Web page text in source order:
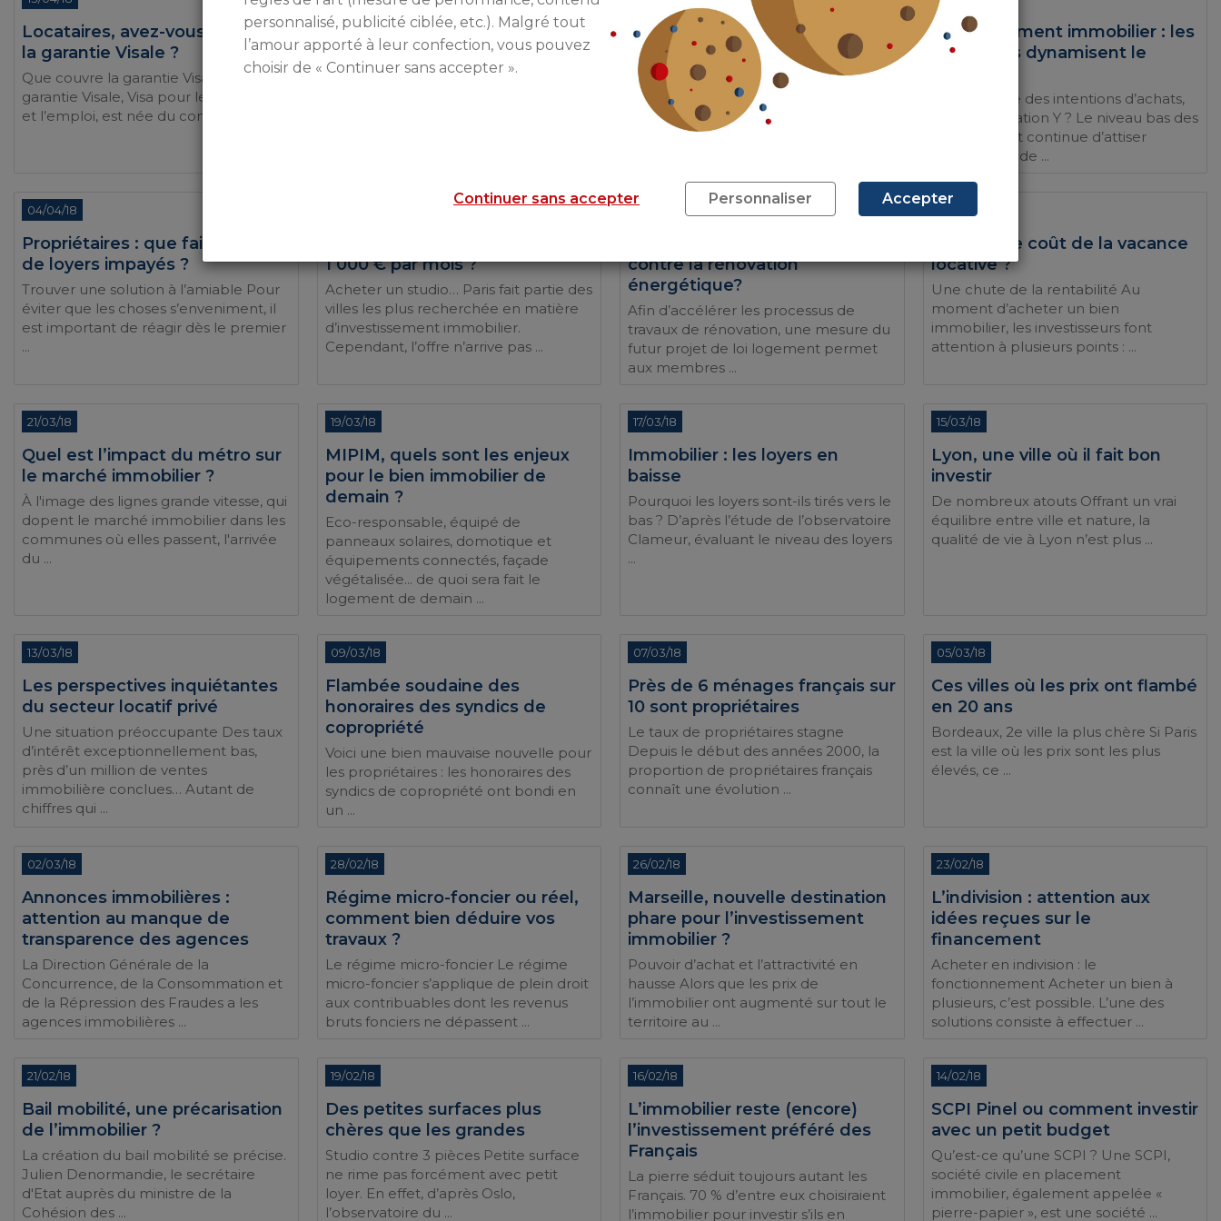
Locataires, avez-vous pensé à
la garantie Visale ?
Que couvre la garantie Visale ? La
garantie Visale, Visa pour le logement
et l’emploi, est née du constat ...
La facture des diagnostics
immobiliers
Qu’est-ce qui fait varier la facture des
Loi ELAN: quand bureau rime
avec logement
« Cher et compliqué » Rien qu’en Île-
de-France, il y aurait près de 5 millions
de mètres carré de bureaux vides, ...
Investissement immobilier : les
millennials dynamisent le
Forte hausse des intentions d’achats,
l’effet génération Y ? Le niveau bas des
taux d’intérêt continue d’attiser
l’appétence de ...
04/04/18
Propriétaires : que faire en cas
de loyers impayés ?
Trouver une solution à l’amiable Pour
éviter que les choses s’enveniment, il
est important de réagir dès le premier
...
1 000 € par mois ?
Acheter un studio… Paris fait partie des
villes les plus recherchée en matière
d’investissement immobilier.
Cependant, l’offre n’arrive pas ...
27/03/18
contre la rénovation
énergétique?
Afin d’accélérer les processus de
travaux de rénovation, une mesure du
futur projet de loi logement permet
aux membres ...
Quel est le coût de la vacance
locative ?
Une chute de la rentabilité Au
moment d’acheter un bien
immobilier, les investisseurs font
attention à plusieurs points : ...
21/03/18
Quel est l’impact du métro sur
le marché immobilier ?
À l'image des lignes grande vitesse, qui
dopent le marché immobilier dans les
communes où elles passent, l'arrivée
du ...
19/03/18
MIPIM, quels sont les enjeux
pour le bien immobilier de
demain ?
Eco-responsable, équipé de
panneaux solaires, domotique et
équipements connectés, façade
végétalisée... de quoi sera fait le
logement de demain ...
17/03/18
Immobilier : les loyers en
baisse
Pourquoi les loyers sont-ils tirés vers le
bas ? D’après l’étude de l’observatoire
Clameur, évaluant le niveau des loyers
...
15/03/18
Lyon, une ville où il fait bon
investir
De nombreux atouts Offrant un vrai
équilibre entre ville et nature, la
qualité de vie à Lyon n’est plus ...
13/03/18
Les perspectives inquiétantes
du secteur locatif privé
Une situation préoccupante Des taux
d’intérêt exceptionnellement bas,
près d’un million de ventes
immobilière conclues… Autant de
chiffres qui ...
09/03/18
Flambée soudaine des
honoraires des syndics de
copropriété
Voici une bien mauvaise nouvelle pour
les propriétaires : les honoraires des
syndics de copropriété ont bondi en
un ...
07/03/18
Près de 6 ménages français sur
10 sont propriétaires
Le taux de propriétaires stagne
Depuis le début des années 2000, la
proportion de propriétaires français
connaît une évolution ...
05/03/18
Ces villes où les prix ont flambé
en 20 ans
Bordeaux, 2e ville la plus chère Si Paris
est la ville où les prix sont les plus
élevés, ce ...
02/03/18
Annonces immobilières :
attention au manque de
transparence des agences
La Direction Générale de la
Concurrence, de la Consommation et
de la Répression des Fraudes a les
agences immobilières ...
28/02/18
Régime micro-foncier ou réel,
comment bien déduire vos
travaux ?
Le régime micro-foncier Le régime
micro-foncier s’applique de plein droit
aux contribuables dont les revenus
bruts fonciers ne dépassent ...
26/02/18
Marseille, nouvelle destination
phare pour l’investissement
immobilier ?
Pouvoir d’achat et l’attractivité en
hausse Alors que les prix de
l’immobilier ont augmenté sur tout le
territoire au ...
23/02/18
L’indivision : attention aux
idées reçues sur le
financement
Acheter en indivision : le
fonctionnement Acheter un bien à
plusieurs, c’est possible. L’une des
solutions consiste à effectuer ...
21/02/18
Bail mobilité, une précarisation
de l’immobilier ?
La création du bail mobilité se précise.
Julien Denormandie, le secrétaire
d'Etat auprès du ministre de la
Cohésion des ...
19/02/18
Des petites surfaces plus
chères que les grandes
Studio contre 3 pièces Petite surface
ne rime pas forcément avec petit
loyer. En effet, d’après Oslo,
l’observatoire du ...
16/02/18
L’immobilier reste (encore)
l’investissement préféré des
Français
La pierre séduit toujours autant les
Français. 70 % d’entre eux choisiraient
l’immobilier pour investir s’ils en
14/02/18
SCPI Pinel ou comment investir
avec un petit budget
Qu’est-ce qu’une SCPI ? Une SCPI,
société civile en placement
immobilier, également appelée «
pierre-papier », est une société ...
personnalisé, publicité ciblée, etc.). Malgré tout
l’amour apporté à leur confection, vous pouvez
choisir de « Continuer sans accepter ».
Continuer sans accepter Personnaliser Accepter